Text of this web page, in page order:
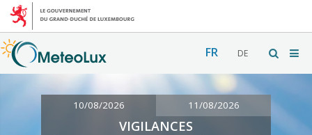
FR DE
10/08/2026 11/08/2026
VIGILANCES